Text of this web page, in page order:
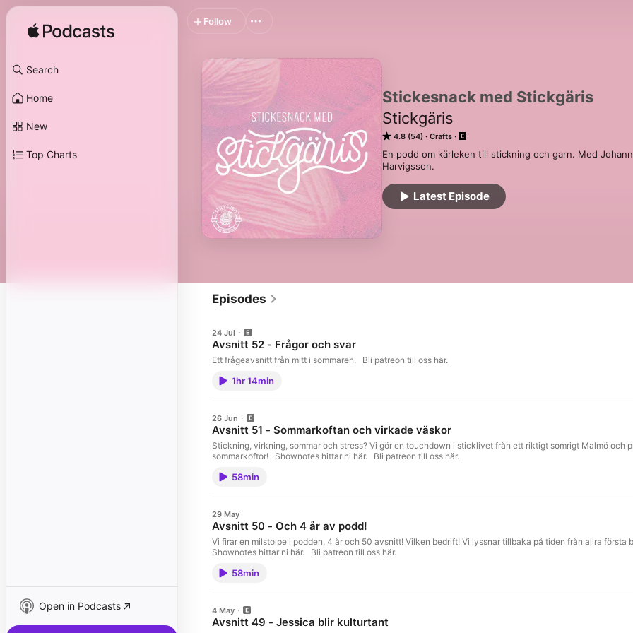
Search
Home
New
Top Charts
Open in Podcasts
Stickesnack med Stickgäris
Stickgäris
4.8 (54) Crafts
En podd om kärleken till stickning och garn. Med
Harvigsson.
Latest Episode
Follow
Episodes
24 Jul
Avsnitt 52 - Frågor och svar
Ett frågeavsnitt från mitt i sommaren. Bli patreon till oss här.
1hr 14min
26 Jun
Avsnitt 51 - Sommarkoftan och virkade väskor
Stickning, virkning, sommar och stress? Vi gör en touchdown i sticklivet från ett riktigt somrigt Malmö och
sommarkoftor! Shownotes hittar ni här. Bli patreon till oss här.
58min
29 May
Avsnitt 50 - Och 4 år av podd!
Vi firar en milstolpe i podden, 4 år och 50 avsnitt! Vilken bedrift! Vi lyssnar tillbaka på tiden från allra
Shownotes hittar ni här. Bli patreon till oss här.
58min
4 May
Avsnitt 49 - Jessica blir kulturtant